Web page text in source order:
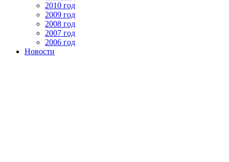
2010 год
2009 год
2008 год
2007 год
2006 год
Новости